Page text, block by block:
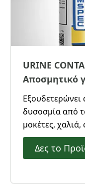
URINE
Αποσμητικό
Εξουδετερώνει ακόμα και
δυσοσμία από
μοκέτες, χαλιά, σαλόνια, ακόμα και σκληρές
επιφάνειες
Δες το